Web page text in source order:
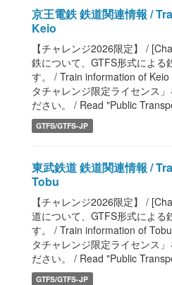
京王電鉄 鉄道関連情報 /
Keio
【チャレンジ2026限定】 /
鉄について、GTFS形式による
す。 / Train information of
タチャレンジ限定ライセンス
ださい。 / Read "Public
GTFS/GTFS-JP
東武鉄道 鉄道関連情報 /
Tobu
【チャレンジ2026限定】 /
道について、GTFS形式による
す。 / Train information of
タチャレンジ限定ライセンス
ださい。 / Read "Public
GTFS/GTFS-JP